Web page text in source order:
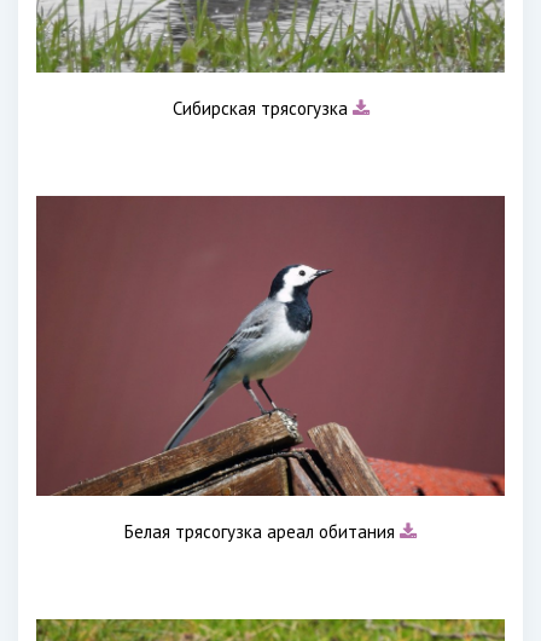
Сибирская трясогузка
Белая трясогузка ареал обитания